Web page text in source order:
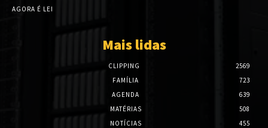
AGORA É LEI
Mais lidas
CLIPPING
2569
FAMÍLIA
723
AGENDA
639
MATÉRIAS
508
NOTÍCIAS
455